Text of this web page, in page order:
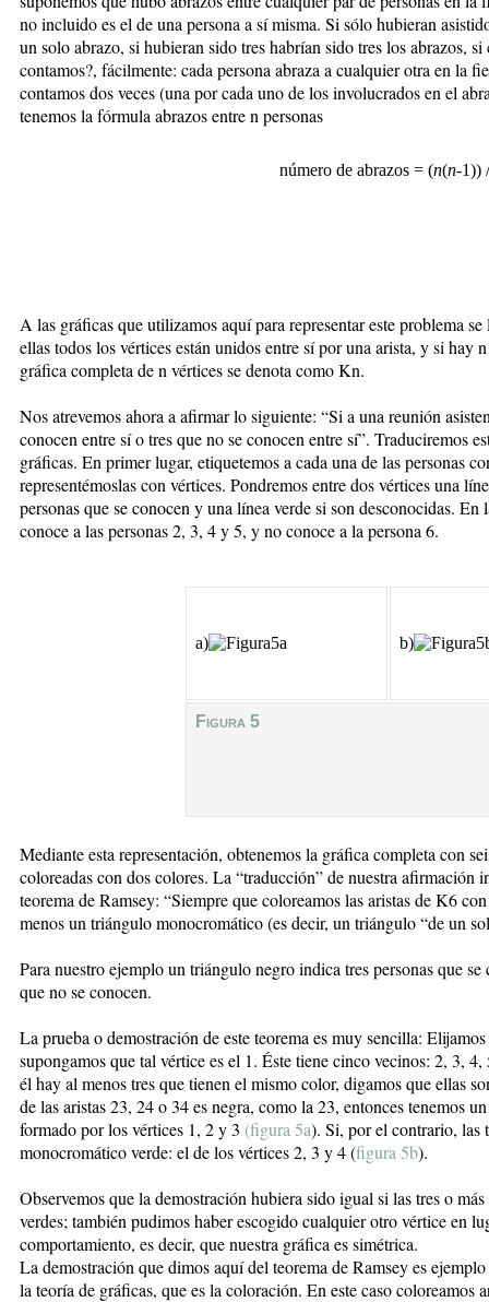
no incluido es el de una persona a sí misma. Si sólo hubieran
un solo abrazo, si hubieran sido tres habrían sido tres los abrazos,
contamos?, fácilmente: cada persona abraza a cualquier otra en la
contamos dos veces (una por cada uno de los involucrados en el
tenemos la fórmula abrazos entre n personas
número de abrazos = (n(n-1))
A las gráficas que utilizamos aquí para representar este problema
ellas todos los vértices están unidos entre sí por una arista, y si hay
gráfica completa de n vértices se denota como Kn.
Nos atrevemos ahora a afirmar lo siguiente: “Si a una reunión
conocen entre sí o tres que no se conocen entre sí”. Traduciremos
gráficas. En primer lugar, etiquetemos a cada una de las personas
representémoslas con vértices. Pondremos entre dos vértices una
personas que se conocen y una línea verde si son desconocidas. En
conoce a las personas 2, 3, 4 y 5, y no conoce a la persona 6.
a) b)
Figura 5
Mediante esta representación, obtenemos la gráfica completa con
coloreadas con dos colores. La “traducción” de nuestra afirmación
teorema de Ramsey: “Siempre que coloreamos las aristas de K6
menos un triángulo monocromático (es decir, un triángulo “de un
Para nuestro ejemplo un triángulo negro indica tres personas que
que no se conocen.
La prueba o demostración de este teorema es muy sencilla:
supongamos que tal vértice es el 1. Éste tiene cinco vecinos: 2, 3,
él hay al menos tres que tienen el mismo color, digamos que ellas
de las aristas 23, 24 o 34 es negra, como la 23, entonces tenemos
formado por los vértices 1, 2 y 3 (figura 5a). Si, por el contrario, las
monocromático verde: el de los vértices 2, 3 y 4 (figura 5b).
Observemos que la demostración hubiera sido igual si las tres o
verdes; también pudimos haber escogido cualquier otro vértice en
comportamiento, es decir, que nuestra gráfica es simétrica.
La demostración que dimos aquí del teorema de Ramsey es
la teoría de gráficas, que es la coloración. En este caso coloreamos